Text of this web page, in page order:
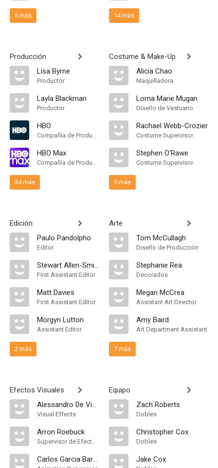
6 más
Producción
Lisa Byrne
Productor
Layla Blackman
Productor
HBO
Compañía de Produccion
HBO Max
Compañía de Produccion
34 más
Edición
Paulo Pandolpho
Editor
Stewart Allen-Smith
First Assistant Editor
Matt Davies
First Assistant Editor
Morgyn Lutton
Assistant Editor
2 más
Efectos Visuales
Alessandro De Vivo
Visual Effects
Arron Roebuck
Supervisor de Efectos Visuales
Carlos Garcia Barragan
14 más
Costume & Make-Up
Alicia Chao
Maquilladora
Lorna Marie Mugan
Diseño de Vestuario
Rachael Webb-Crozier
Costume Supervisor
Stephen O'Rawe
Costume Supervisor
5 más
Arte
Tom McCullagh
Diseño de Producción
Stephanie Rea
Decorados
Megan McCrea
Assistant Art Director
Amy Baird
Art Department Assistant
7 más
Equipo
Zach Roberts
Dobles
Christopher Cox
Dobles
Jake Cox